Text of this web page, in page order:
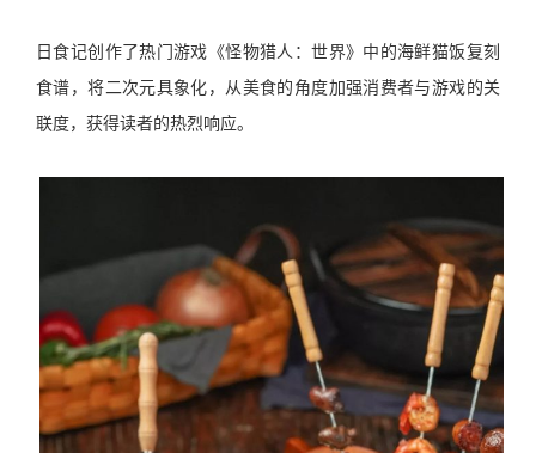
日食记创作了热门游戏《怪物猎人：世界》中的海鲜猫饭复刻
食谱，将二次元具象化，从美食的角度加强消费者与游戏的关
联度，获得读者的热烈响应。